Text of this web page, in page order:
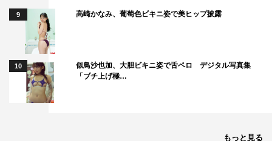
9 高崎かなみ、葡萄色ビキニ姿で美ヒップ披露
10
似鳥沙也加、大胆ビキニ姿で舌ペロ デジタル写真集
「ブチ上げ極…
もっと見る